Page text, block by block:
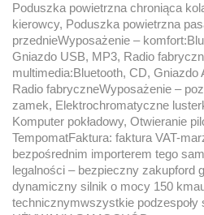
Poduszka powietrzna chroniąca
kierowcy, Poduszka powietrzna
przednieWyposażenie –
Gniazdo USB, MP3, Radio
multimedia:Bluetooth, CD,
Radio fabryczneWyposażenie –
zamek, Elektrochromatyczne
Komputer pokładowy, Otwieranie
TempomatFaktura: faktura VAT-
bezpośrednim importerem tego
legalności – bezpieczny zakupford
dynamiczny silnik o mocy 150
technicznymwszystkie